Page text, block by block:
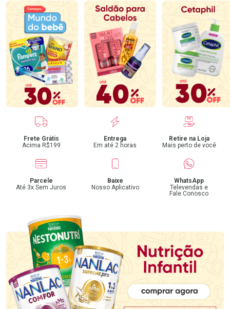
Benefícios
Frete Grátis
Acima R$199
Entrega
Em até 2 horas
Retire na Loja
Mais perto de você
Parcele
Até 3x Sem Juros
Baixe
Nosso Aplicativo
WhatsApp
Televendas e
Fale Conosco